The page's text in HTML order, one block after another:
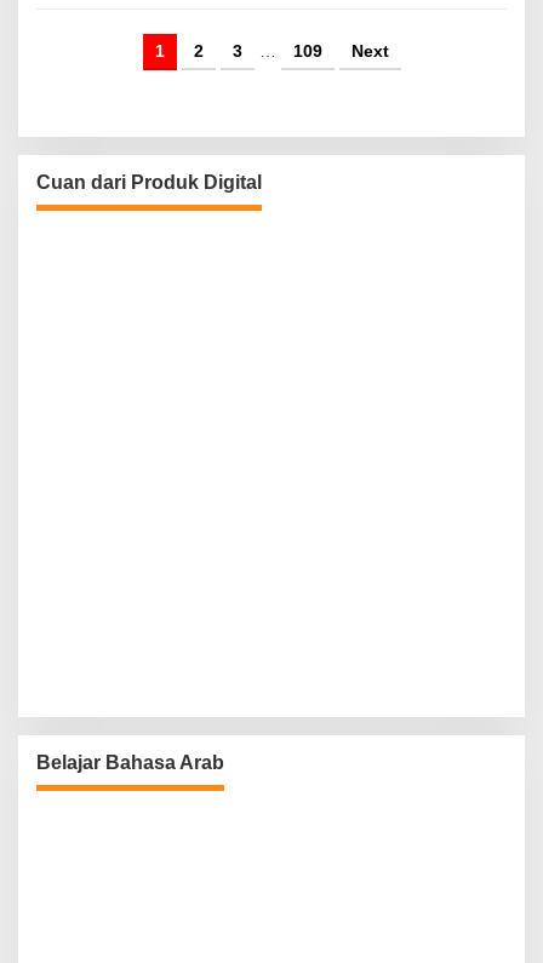
1 2 3 109 Next
Cuan dari Produk Digital
Belajar Bahasa Arab